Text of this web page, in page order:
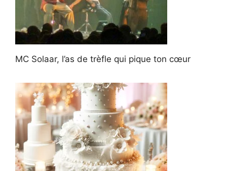
MC Solaar, l’as de trèfle qui pique ton cœur